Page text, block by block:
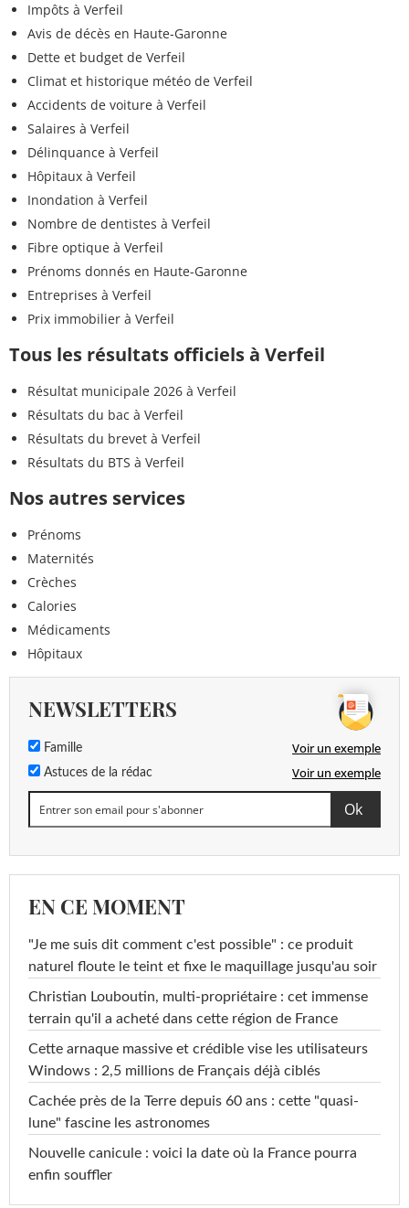
Impôts à Verfeil
Avis de décès en Haute-Garonne
Dette et budget de Verfeil
Climat et historique météo de Verfeil
Accidents de voiture à Verfeil
Salaires à Verfeil
Délinquance à Verfeil
Hôpitaux à Verfeil
Inondation à Verfeil
Nombre de dentistes à Verfeil
Fibre optique à Verfeil
Prénoms donnés en Haute-Garonne
Entreprises à Verfeil
Prix immobilier à Verfeil
Tous les résultats officiels à Verfeil
Résultat municipale 2026 à Verfeil
Résultats du bac à Verfeil
Résultats du brevet à Verfeil
Résultats du BTS à Verfeil
Nos autres services
Prénoms
Maternités
Crèches
Calories
Médicaments
Hôpitaux
NEWSLETTERS
Famille Voir un exemple
Astuces de la rédac Voir un exemple
EN CE MOMENT
"Je me suis dit comment c'est possible" : ce produit
naturel floute le teint et fixe le maquillage jusqu'au soir
Christian Louboutin, multi-propriétaire : cet immense
terrain qu'il a acheté dans cette région de France
Cette arnaque massive et crédible vise les utilisateurs
Windows : 2,5 millions de Français déjà ciblés
Cachée près de la Terre depuis 60 ans : cette "quasi-
lune" fascine les astronomes
Nouvelle canicule : voici la date où la France pourra
enfin souffler